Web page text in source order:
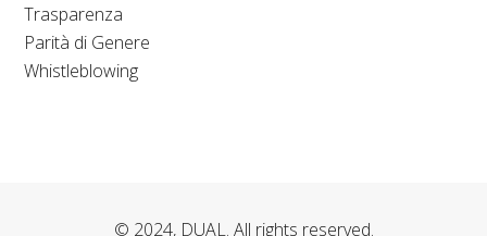
Trasparenza
Parità di Genere
Whistleblowing
© 2024, DUAL. All rights reserved.